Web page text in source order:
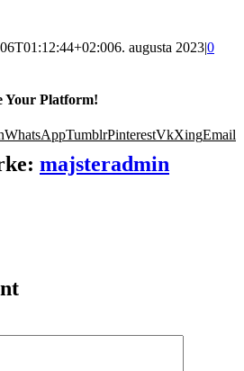
6. augusta 2023|0
Your Platform!
WhatsAppTumblrPinterestVkXingEmail
majsteradmin